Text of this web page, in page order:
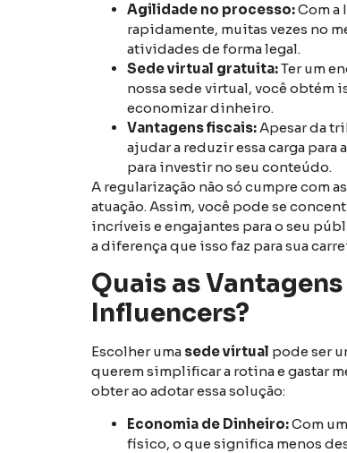
Agilidade no processo:Com a
rapidamente, muitas vezes no
atividades de forma legal.
Sede virtual gratuita:Ter um
nossa sede virtual, você obtém
economizar dinheiro.
Vantagens fiscais:Apesar da
ajudar a reduzir essa carga
para investir no seu conteúdo.
A regularização não só cumpre com
atuação. Assim, você pode se
incríveis e engajantes para o seu
a diferença que isso faz para sua
Quais as
Influencers?
Escolher uma sede virtual pode ser
querem simplificar a rotina e gastar
obter ao adotar essa solução:
Economia de Dinheiro:Com
físico, o que significa menos